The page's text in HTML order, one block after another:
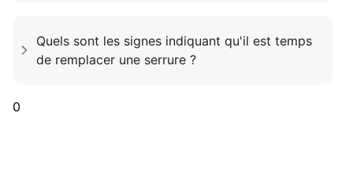
Quels sont les signes indiquant qu'il est temps
de remplacer une serrure ?
0